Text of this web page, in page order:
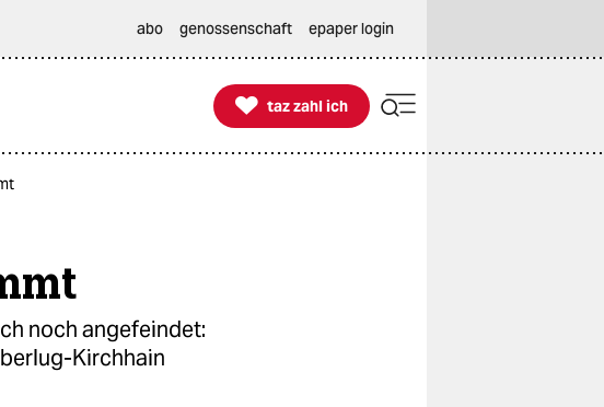
abo genossenschaft epaper login

taz zahl ich
taz zahl ich
noch angefeindet:
Kirchhain